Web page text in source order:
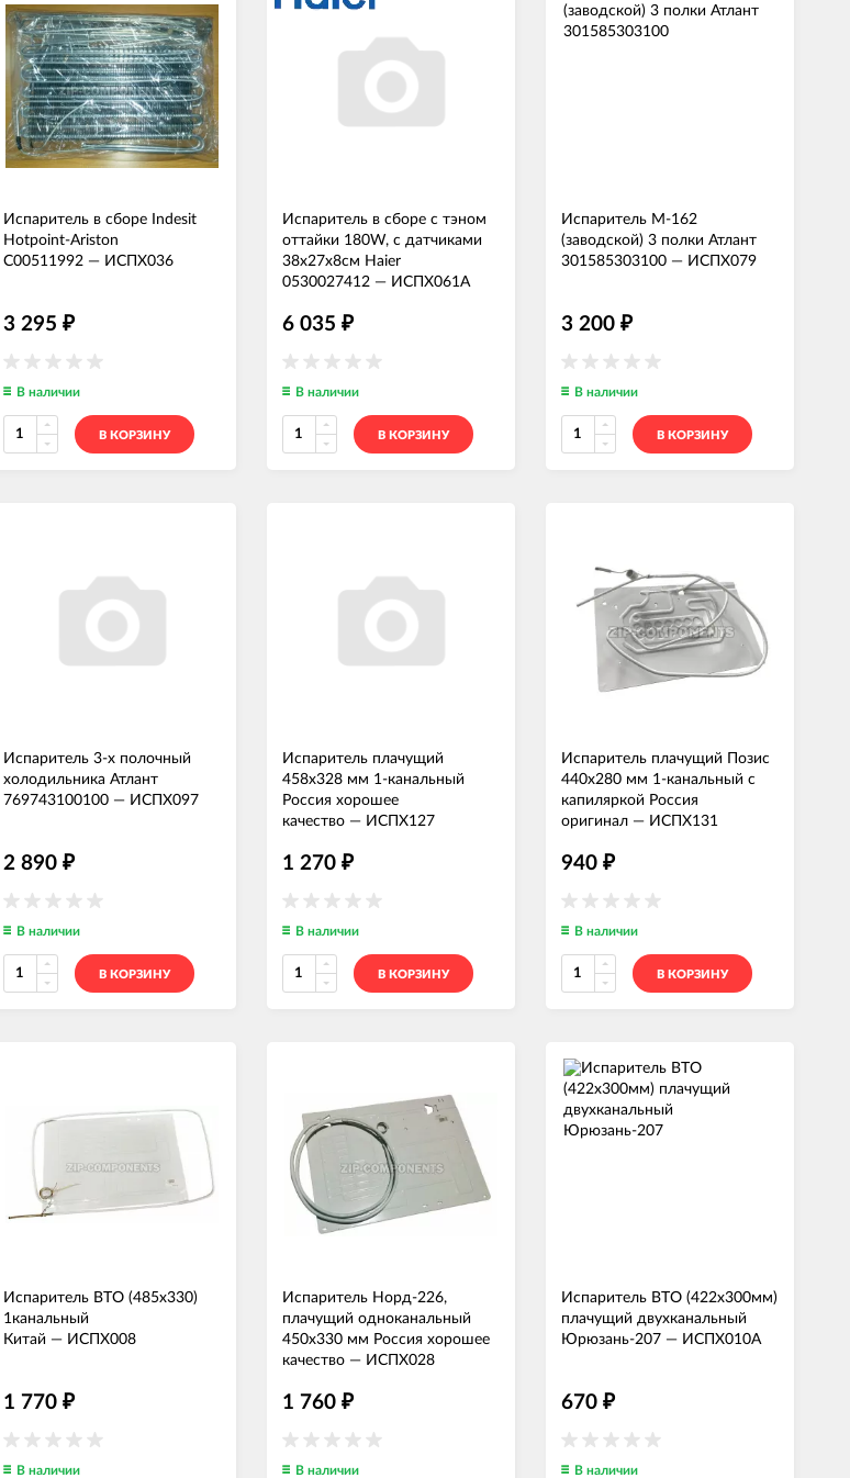
Испаритель в сборе Indesit
Hotpoint-Ariston
C00511992 — ИСПХ036
3 295 ₽
В наличии
В КОРЗИНУ
Испаритель в сборе с тэном
оттайки 180W, c датчиками
38x27x8см Haier
0530027412 — ИСПХ061А
6 035 ₽
В наличии
В КОРЗИНУ
Испаритель М-162
(заводской) 3 полки Атлант
301585303100 — ИСПХ079
3 200 ₽
В наличии
В КОРЗИНУ
Испаритель 3-х полочный
холодильника Атлант
769743100100 — ИСПХ097
2 890 ₽
В наличии
В КОРЗИНУ
Испаритель плачущий
458x328 мм 1-канальный
Россия хорошее
качество — ИСПХ127
1 270 ₽
В наличии
В КОРЗИНУ
Испаритель плачущий Позис
440x280 мм 1-канальный с
капиляркой Россия
оригинал — ИСПХ131
940 ₽
В наличии
В КОРЗИНУ
Испаритель ВТО (485x330)
1канальный
Китай — ИСПХ008
1 770 ₽
В наличии
Испаритель Норд-226,
плачущий одноканальный
450x330 мм Россия хорошее
качество — ИСПХ028
1 760 ₽
В наличии
Испаритель ВТО (422х300мм)
плачущий двухканальный
Юрюзань-207 — ИСПХ010А
670 ₽
В наличии